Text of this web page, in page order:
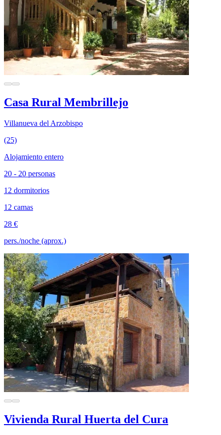
Casa Rural Membrillejo
Villanueva del Arzobispo
(25)
Alojamiento entero
20 - 20 personas
12 dormitorios
12 camas
28 €
pers./noche (aprox.)
Vivienda Rural Huerta del Cura